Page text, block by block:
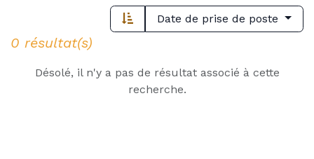
Date de prise de poste
0 résultat(s)
Désolé, il n'y a pas de résultat associé à cette
recherche.